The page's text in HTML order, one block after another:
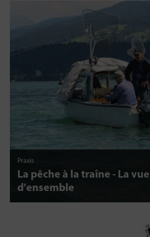
Praxis
La pêche à la traîne - La vue
d'ensemble